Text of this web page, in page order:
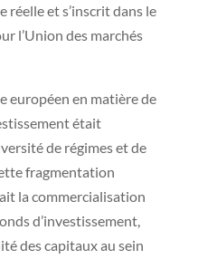
réelle et s’inscrit dans le
l’Union des marchés
européen en matière de
était
de régimes et de
fragmentation
la commercialisation
d’investissement,
des capitaux au sein